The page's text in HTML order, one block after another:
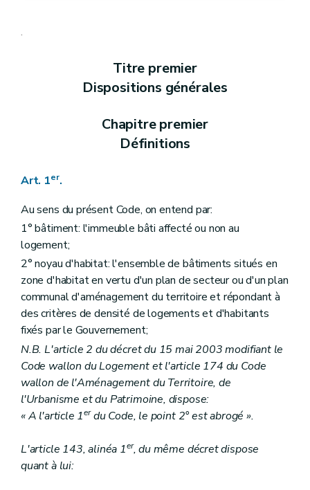
Art. 13
Chapitre II Des aides aux personnes physiques
Art. 14
Art. 15
Art. 21
Art. 22
Section 2
Art. 23
Section 3 Des conditions d'octroi et de calcul des aides
Art. 24
Art. 25
Section 4 De la procédure
Art. 26
Art. 27
Art. 28
Chapitre III Des aides aux personnes morales autres que les sociétés de logement de service public
Section première Des aides au logement
Sous-section première Des catégories d'aide
Art. 29
Art. 30
Art. 31
Art. 33
.
Titre premier
Dispositions générales
Chapitre premier
Définitions
Art. 1er.
Au sens du présent Code, on entend par:
1° bâtiment: l'immeuble bâti affecté ou non au
logement;
2° noyau d'habitat: l'ensemble de bâtiments situés en
zone d'habitat en vertu d'un plan de secteur ou d'un plan
communal d'aménagement du territoire et répondant à
des critères de densité de logements et d'habitants
fixés par le Gouvernement;
N.B. L'article 2 du décret du 15 mai 2003 modifiant le
Code wallon du Logement et l'article 174 du Code
wallon de l'Aménagement du Territoire, de
l'Urbanisme et du Patrimoine, dispose:
« A l'article 1erdu Code, le point 2° est abrogé ».
L'article 143, alinéa 1er, du même décret dispose
quant à lui: